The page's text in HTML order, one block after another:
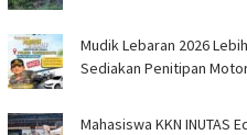
Mudik Lebaran 2026
Sediakan Penitipan
Mahasiswa KKN INUTAS